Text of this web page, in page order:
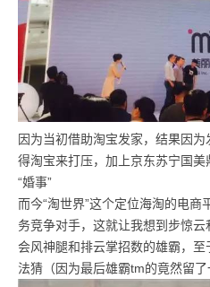
因为当初借助淘宝发家，结果因
得淘宝来打压，加上京东苏宁国
“婚事”
而今“淘世界”这个定位海淘的电
务竞争对手，这就让我想到步惊
会风神腿和排云掌招数的雄霸，
法猜（因为最后雄霸tm的竟然留了